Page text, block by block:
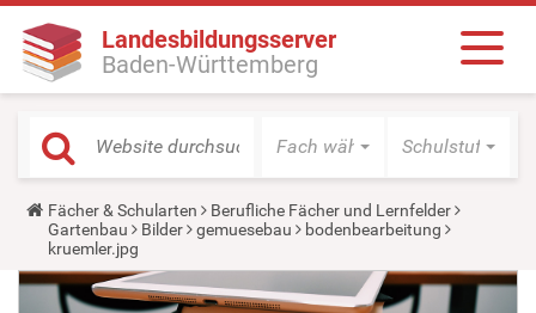
Landesbildungsserver
Baden-Württemberg
Fach wählen Schulstufe
Y
o
u
a
r
Fächer & Schularten
Berufliche Fächer und Lernfelder
Gartenbau
Bilder gemuesebau
bodenbearbeitung
kruemler.jpg